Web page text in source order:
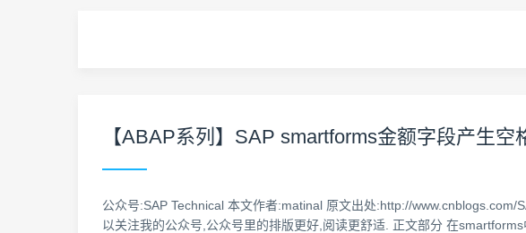
【ABAP系列】SAP smartforms金额字段产生空
公众号:SAP Technical 本文作者:matinal 原文出处:http://
以关注我的公众号,公众号里的排版更好,阅读更舒适. 正文部分 在